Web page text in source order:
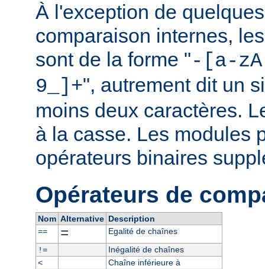
À l'exception de
comparaison internes,
sont de la forme "-[a-
9_]+", autrement dit un
moins deux caractères.
à la casse. Les modules
opérateurs binaires
Opérateurs de
Nom Alternative Description
==
=
Egalité de chaînes
!=
Inégalité de chaînes
<
Chaîne inférieure à